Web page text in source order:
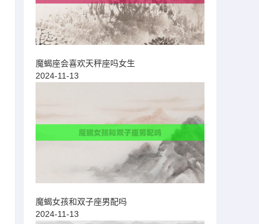
魔蝎座会喜欢天秤座吗女生
2024-11-13
魔蝎女孩和双子座男配吗
2024-11-13